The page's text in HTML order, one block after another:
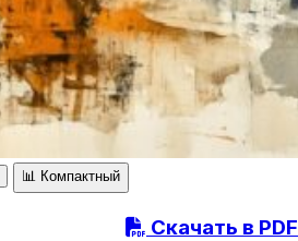
📊 Компактный
Скачать в PDF